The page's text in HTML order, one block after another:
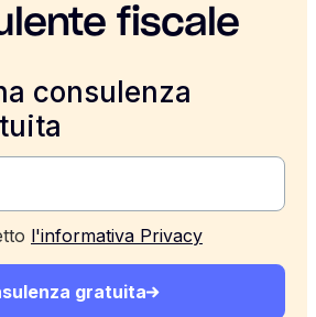
fiscale
consulenza
l'informativa Privacy
gratuita